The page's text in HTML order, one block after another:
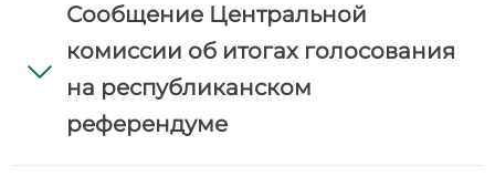
Сообщение Центральной
комиссии об итогах голосования
на республиканском
референдуме